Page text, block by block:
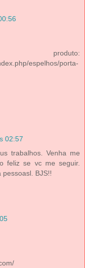
produto:
espelhos/porta-
02:57
trabalhos. Venha me
feliz se vc me seguir.
BJS!!